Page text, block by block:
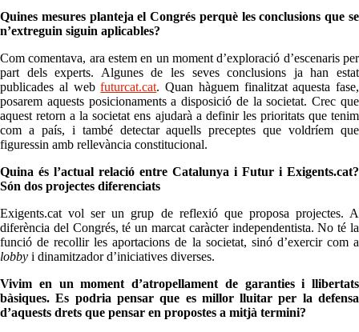
Quines mesures planteja el Congrés perquè les conclusions que se
n’extreguin siguin aplicables?
Com comentava, ara estem en un moment d’exploració d’escenaris per
part dels experts. Algunes de les seves conclusions ja han estat
publicades al webfuturcat.cat. Quan hàguem finalitzat aquesta fase,
posarem aquests posicionaments a disposició de la societat. Crec que
aquest retorn a la societat ens ajudarà a definir les prioritats que tenim
com a país, i també detectar aquells preceptes que voldríem que
figuressin amb rellevància constitucional.
Quina és l’actual relació entre Catalunya i Futur i Exigents.cat?
Són dos projectes diferenciats
Exigents.cat vol ser un grup de reflexió que proposa projectes. A
diferència del Congrés, té un marcat caràcter independentista. No té la
funció de recollir les aportacions de la societat, sinó d’exercir com a
lobby i dinamitzador d’iniciatives diverses.
Vivim en un moment d’atropellament de garanties i llibertats
bàsiques. Es podria pensar que es millor lluitar per la defensa
d’aquests drets que pensar en propostes a mitjà termini?